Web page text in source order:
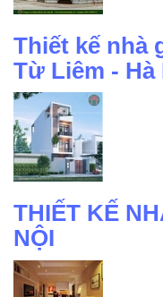
Thiết kế nhà
Từ Liêm - Hà
THIẾT KẾ
NỘI